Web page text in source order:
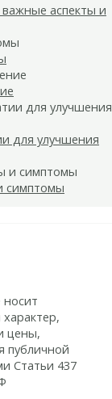
аспекты и
для улучшения
симптомы
цены,
публичной
Статьи 437